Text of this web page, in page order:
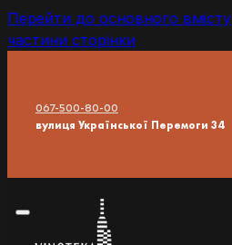
Перейти до основного вмісту
частини сторінки
067-500-80-00
вулиця Української Перемоги 34